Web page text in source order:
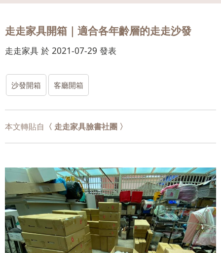
會員登入
走走家具開箱｜適合各年齡層的走走沙發
走走家具 於 2021-07-29 發表
沙發開箱 客廳開箱
本文轉貼自 〈 走走家具臉書社團 〉